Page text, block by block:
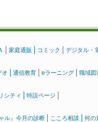
家庭通販 コミック デジタル・
オ 通信教育 eラーニング 職域図
シティ 特設ページ
ル』今月の診断 こころ相談 何の